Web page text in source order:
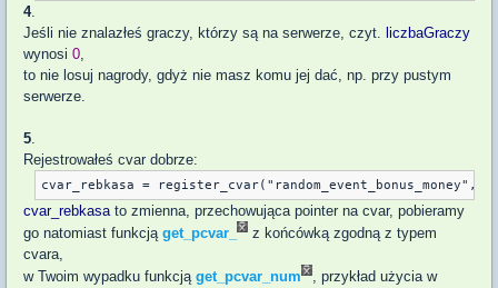
4.
Jeśli nie znalazłeś graczy, którzy są na serwerze, czyt. liczbaGraczy
wynosi 0,
to nie losuj nagrody, gdyż nie masz komu jej dać, np. przy pustym
serwerze.
5.
Rejestrowałeś cvar dobrze:
cvar_rebkasato zmienna, przechowująca pointer na cvar, pobieramy
go natomiast funkcją get_pcvar_
z końcówką zgodną z typem
cvara,
w Twoim wypadku funkcją get_pcvar_num
, przykład użycia w